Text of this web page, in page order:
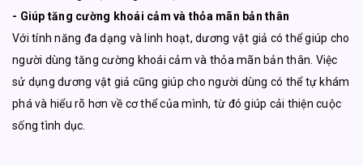
- Giúp tăng cường khoái cảm và thỏa mãn bản thân
Với tính năng đa dạng và linh hoạt, dương vật giả có thể giúp cho
người dùng tăng cường khoái cảm và thỏa mãn bản thân. Việc
sử dụng dương vật giả cũng giúp cho người dùng có thể tự khám
phá và hiểu rõ hơn về cơ thể của mình, từ đó giúp cải thiện cuộc
sống tình dục.